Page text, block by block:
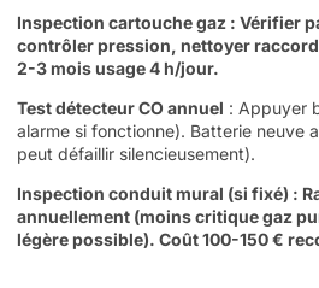
Inspection cartouche gaz : Vérifier
contrôler pression, nettoyer
2-3 mois usage 4 h/jour.
Test détecteur CO annuel : Appuyer
alarme si fonctionne). Batterie neuve
peut défaillir silencieusement).
Inspection conduit mural (si fixé) :
annuellement (moins critique gaz
légère possible). Coût 100-150 €